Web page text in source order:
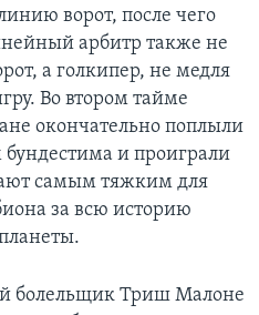
ворот, после чего
арбитр также не
а голкипер, не медля
Во втором тайме
окончательно поплыли
и проиграли
самым тяжким для
за всю историю
болельщик Триш Малоне